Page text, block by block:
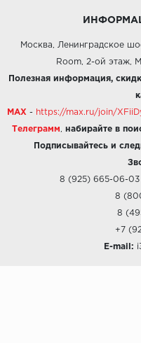
Москва, Ленинградское
Room, 2-ой этаж,
Полезная информация,
MAX - https://max.ru/join/
Телеграмм набирайте в
Подписывайтесь и
8 (925) 665-06-03
8
8
+7
E-mail: